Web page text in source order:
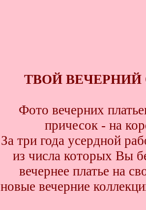
ТВОЙ
Фото вечерних
причесок - на
За три года усердной
из числа которых Вы
вечернее платье на
новые вечерние